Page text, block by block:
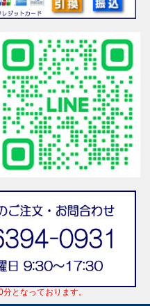
となっております。